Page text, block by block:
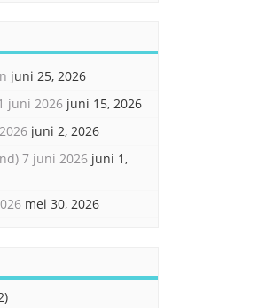
juni 25, 2026
juni 2026 juni 15, 2026
juni 2, 2026
7 juni 2026 juni 1,
mei 30, 2026